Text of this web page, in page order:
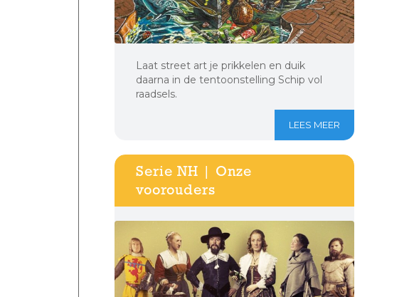
Laat street art je prikkelen en duik
daarna in de tentoonstelling Schip vol
raadsels.
LEES MEER
Serie NH | Onze
voorouders